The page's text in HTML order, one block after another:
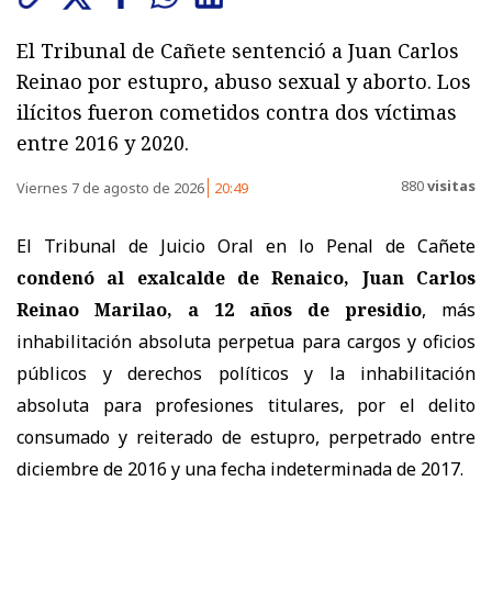
El Tribunal de Cañete sentenció a Juan Carlos
Reinao por estupro, abuso sexual y aborto. Los
ilícitos fueron cometidos contra dos víctimas
entre 2016 y 2020.
Viernes 7 de agosto de 2026 20:49 880visitas
El Tribunal de Juicio Oral en lo Penal de Cañete
condenó al exalcalde de Renaico, Juan Carlos
Reinao Marilao, a 12 años de presidio, más
inhabilitación absoluta perpetua para cargos y oficios
públicos y derechos políticos y la inhabilitación
absoluta para profesiones titulares, por el delito
consumado y reiterado de estupro, perpetrado entre
diciembre de 2016 y una fecha indeterminada de 2017.